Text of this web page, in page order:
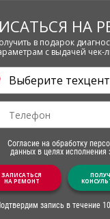
НА
в подарок
с выдачей чек-
Согласие на обработку
данных в целях исполнения
ЗАПИСАТЬСЯ
НА РЕМОНТ
запись в течение